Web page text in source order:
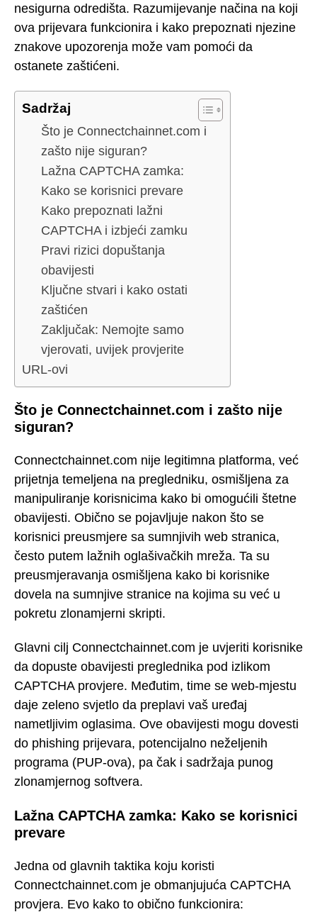
nesigurna odredišta. Razumijevanje načina na koji
ova prijevara funkcionira i kako prepoznati njezine
znakove upozorenja može vam pomoći da
ostanete zaštićeni.
Sadržaj
Što je Connectchainnet.com i
zašto nije siguran?
Lažna CAPTCHA zamka:
Kako se korisnici prevare
Kako prepoznati lažni
CAPTCHA i izbjeći zamku
Pravi rizici dopuštanja
obavijesti
Ključne stvari i kako ostati
zaštićen
Zaključak: Nemojte samo
vjerovati, uvijek provjerite
URL-ovi
Što je Connectchainnet.com i zašto nije
siguran?
Connectchainnet.com nije legitimna platforma, već
prijetnja temeljena na pregledniku, osmišljena za
manipuliranje korisnicima kako bi omogućili štetne
obavijesti. Obično se pojavljuje nakon što se
korisnici preusmjere sa sumnjivih web stranica,
često putem lažnih oglašivačkih mreža. Ta su
preusmjeravanja osmišljena kako bi korisnike
dovela na sumnjive stranice na kojima su već u
pokretu zlonamjerni skripti.
Glavni cilj Connectchainnet.com je uvjeriti korisnike
da dopuste obavijesti preglednika pod izlikom
CAPTCHA provjere. Međutim, time se web-mjestu
daje zeleno svjetlo da preplavi vaš uređaj
nametljivim oglasima. Ove obavijesti mogu dovesti
do phishing prijevara, potencijalno neželjenih
programa (PUP-ova), pa čak i sadržaja punog
zlonamjernog softvera.
Lažna CAPTCHA zamka: Kako se korisnici
prevare
Jedna od glavnih taktika koju koristi
Connectchainnet.com je obmanjujuća CAPTCHA
provjera. Evo kako to obično funkcionira: